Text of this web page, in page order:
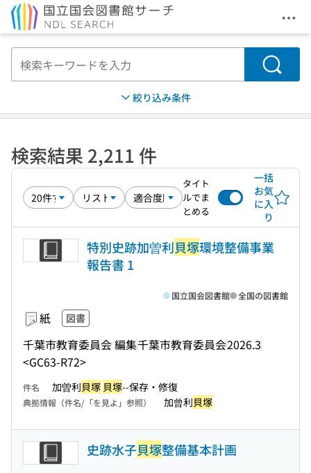
メ
検索
絞り込み条件
検索結果 2,211 件
タイト
ルでま
とめる
一括
お気
に入
り
特別史跡加曽利貝塚環境整備事業
報告書 1
紙 図書
千葉市教育委員会 編集千葉市教育委員会2026.3
<GC63-R72>
国立国会図書館 全国の図書館
件名 加曽利貝塚 貝塚--保存・修復
典拠情報（件名/「を見よ」参照） 加曾利貝塚
史跡水子貝塚整備基本計画